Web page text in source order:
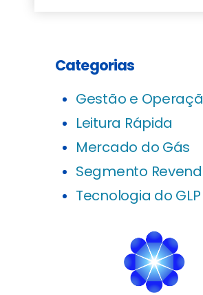
Categorias
Gestão e
Leitura Rápida
Mercado do Gás
Segmento
Tecnologia do GLP